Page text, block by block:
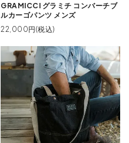
GRAMICCI グラミチ コンバーチブ
ルカーゴパンツ メンズ
22,000円(税込)